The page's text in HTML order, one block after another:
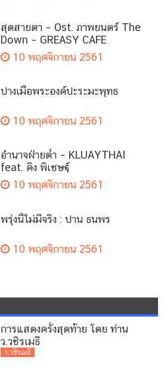
สุดสายตา – Ost. ภาพยนตร์ The
Down – GREASY CAFE
10 พฤศจิกายน 2561
ปางเมื่อพระองค์ปะระมะพุทธ
10 พฤศจิกายน 2561
อำนาจฝ่ายต่ำ – KLUAYTHAI
feat. คิง พิเชษฐ์
10 พฤศจิกายน 2561
พรุ่งนี้ไม่มีจริง : ปาน ธนพร
10 พฤศจิกายน 2561
การแสดงครั้งสุดท้าย โดย ท่าน
ว.วชิรเมธี
ว.วชิรเมธี